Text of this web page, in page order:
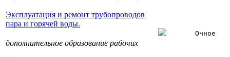
Эксплуатация и ремонт трубопроводов
пара и горячей воды.
дополнительное образование рабочих
Очное